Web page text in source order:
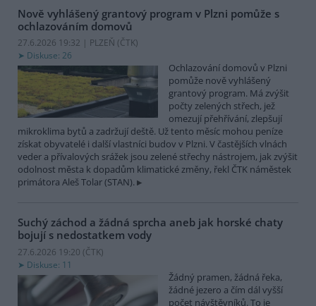
Nově vyhlášený grantový program v Plzni pomůže s
ochlazováním domovů
27.6.2026 19:32 | PLZEŇ (ČTK)
Diskuse: 26
Ochlazování domovů v Plzni
pomůže nově vyhlášený
grantový program. Má zvýšit
počty zelených střech, jež
omezují přehřívání, zlepšují
mikroklima bytů a zadržují deště. Už tento měsíc mohou peníze
získat obyvatelé i další vlastníci budov v Plzni. V častějších vlnách
veder a přívalových srážek jsou zelené střechy nástrojem, jak zvýšit
odolnost města k dopadům klimatické změny, řekl ČTK náměstek
primátora Aleš Tolar (STAN).
Suchý záchod a žádná sprcha aneb jak horské chaty
bojují s nedostatkem vody
27.6.2026 19:20 (ČTK)
Diskuse: 11
Žádný pramen, žádná řeka,
žádné jezero a čím dál vyšší
počet návštěvníků. To je